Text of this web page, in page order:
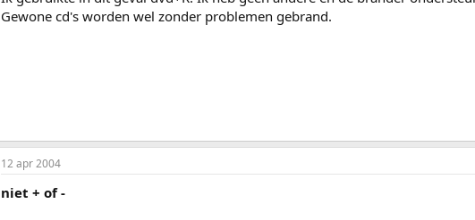
Gewone cd's worden wel zonder problemen gebrand.
12 apr 2004
niet + of -